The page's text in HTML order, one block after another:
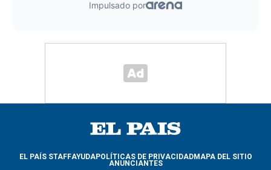
EL PAÍS STAFFAYUDAPOLÍTICAS DE PRIVACIDADMAPA DEL SITIO
ANUNCIANTES